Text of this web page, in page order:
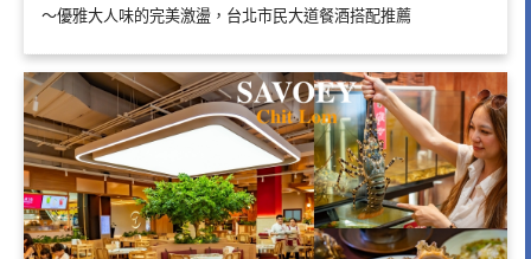
～優雅大人味的完美激盪，台北市民大道餐酒搭配推薦